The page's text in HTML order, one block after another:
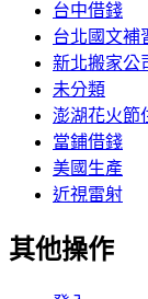
台中借錢
台北國文補
新北搬家公
未分類
澎湖花火節
當鋪借錢
美國生產
近視雷射
其他操作